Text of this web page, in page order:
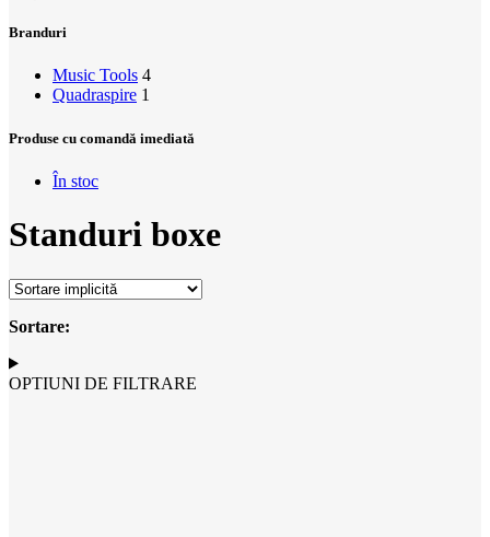
Branduri
Music Tools 4
Quadraspire 1
Produse cu comandă imediată
În stoc
Standuri boxe
Sortare:
OPTIUNI DE FILTRARE